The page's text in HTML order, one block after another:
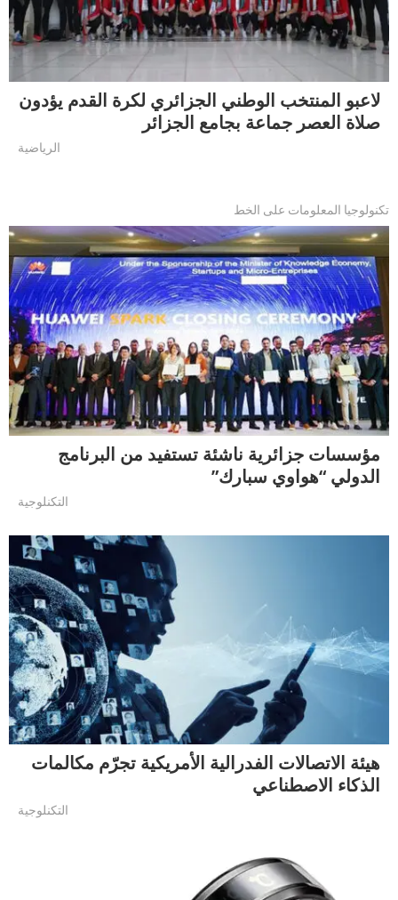
لاعبو المنتخب الوطني الجزائري لكرة القدم يؤدون
صلاة العصر جماعة بجامع الجزائر
الرياضية
تكنولوجيا المعلومات على الخط
مؤسسات جزائرية ناشئة تستفيد من البرنامج
الدولي “هواوي سبارك”
التكنلوجية
هيئة الاتصالات الفدرالية الأمريكية تجرّم مكالمات
الذكاء الاصطناعي
التكنلوجية